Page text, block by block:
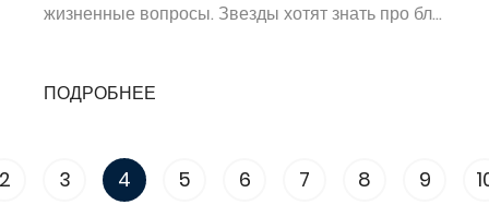
жизненные вопросы. Звезды хотят знать про бл...
ПОДРОБНЕЕ
3 4 5 6 7 8 9